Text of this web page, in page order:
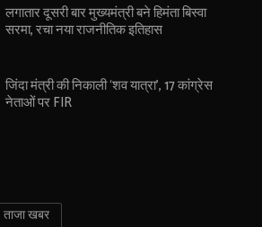
लगातार दूसरी बार मुख्यमंत्री बने हिमंता बिस्वा
सरमा, रचा नया राजनीतिक इतिहास
जिंदा मंत्री की निकाली ‘शव यात्रा’, 17 कांग्रेस
नेताओं पर FIR
ताजा खबर